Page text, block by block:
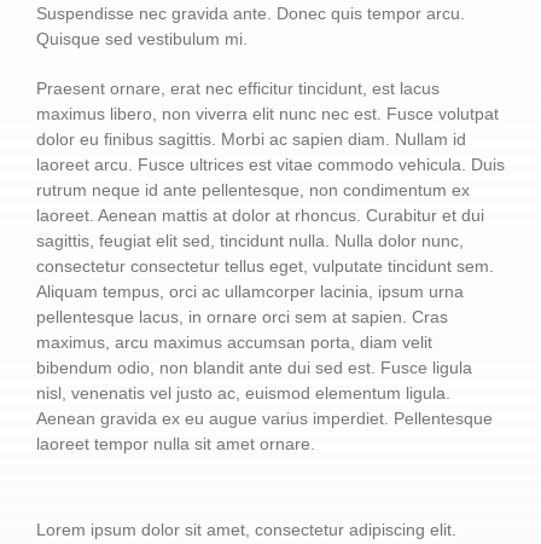
Suspendisse nec gravida ante. Donec quis tempor arcu.
Quisque sed vestibulum mi.
Praesent ornare, erat nec efficitur tincidunt, est lacus
maximus libero, non viverra elit nunc nec est. Fusce volutpat
dolor eu finibus sagittis. Morbi ac sapien diam. Nullam id
laoreet arcu. Fusce ultrices est vitae commodo vehicula. Duis
rutrum neque id ante pellentesque, non condimentum ex
laoreet. Aenean mattis at dolor at rhoncus. Curabitur et dui
sagittis, feugiat elit sed, tincidunt nulla. Nulla dolor nunc,
consectetur consectetur tellus eget, vulputate tincidunt sem.
Aliquam tempus, orci ac ullamcorper lacinia, ipsum urna
pellentesque lacus, in ornare orci sem at sapien. Cras
maximus, arcu maximus accumsan porta, diam velit
bibendum odio, non blandit ante dui sed est. Fusce ligula
nisl, venenatis vel justo ac, euismod elementum ligula.
Aenean gravida ex eu augue varius imperdiet. Pellentesque
laoreet tempor nulla sit amet ornare.
Lorem ipsum dolor sit amet, consectetur adipiscing elit.